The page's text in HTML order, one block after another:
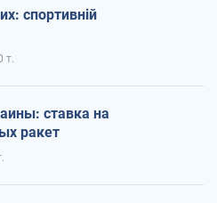
спортивній
т.
ставка на
ракет